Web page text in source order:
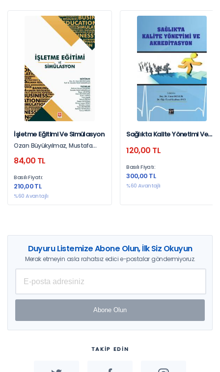
İşletme Eğitimi Ve Simülasyon
Ozan Büyükyılmaz, Mustafa
84,00 TL
Basılı Fiyatı:
210,00 TL
%60 Avantajlı
Sağlıkta Kalite Yönetimi Ve
120,00 TL
Basılı Fiyatı:
300,00 TL
%60 Avantajlı
Duyuru Listemize Abone Olun, İlk Siz Okuyun
Merak etmeyin asla rahatsız edici e-postalar göndermiyoruz.
Abone Olun
TAKİP EDİN